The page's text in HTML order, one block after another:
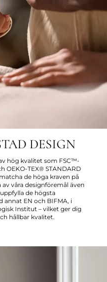
DESIGN
hög kvalitet som FSC™-
OEKO-TEX® STANDARD
de höga kraven på
våra designföremål även
de högsta
annat EN och BIFMA, i
Institut – vilket ger dig
hållbar kvalitet.